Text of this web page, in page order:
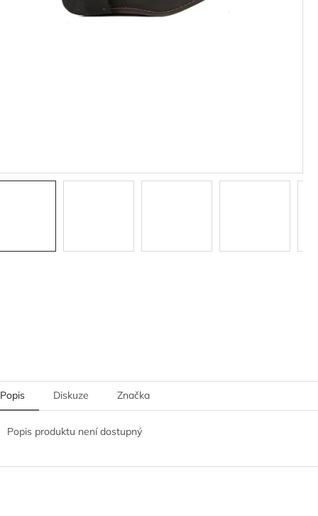
Popis Diskuze Značka
Popis produktu není dostupný